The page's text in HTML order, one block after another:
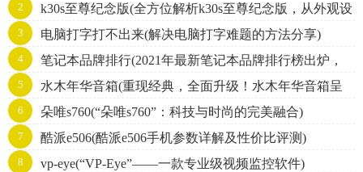
2
k30s至尊纪念版(全方位解析k30s至尊纪念版，从外观设
计到性能评测全面呈现)
3 电脑打字打不出来(解决电脑打字难题的方法分享)
4
笔记本品牌排行(2021年最新笔记本品牌排行榜出炉，
你的选择是否与榜单一致？)
5
水木年华音箱(重现经典，全面升级！水木年华音箱呈
现震撼视听新境界！)
6 朵唯s760(“朵唯s760”：科技与时尚的完美融合)
7 酷派e506(酷派e506手机参数详解及性价比评测)
8 vp-eye(“VP-Eye”——一款专业级视频监控软件)